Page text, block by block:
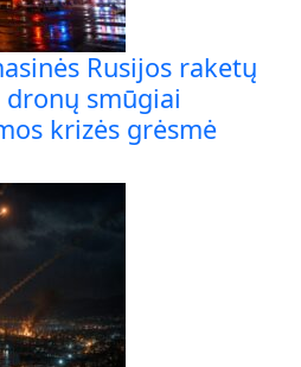
Rusijos raketų
dronų smūgiai
krizės grėsmė